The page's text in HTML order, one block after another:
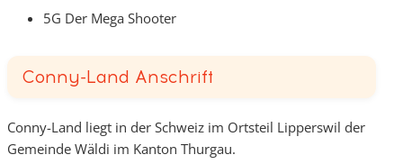
5G Der Mega Shooter
Conny-Land Anschrift
Conny-Land liegt in der Schweiz im Ortsteil Lipperswil der
Gemeinde Wäldi im Kanton Thurgau.